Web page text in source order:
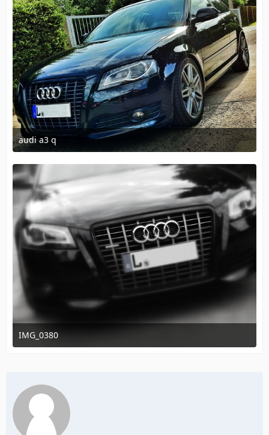
audi a3 q
31. Dezember 2012 um 20:45
IMG_0380
31. Dezember 2012 um 20:45